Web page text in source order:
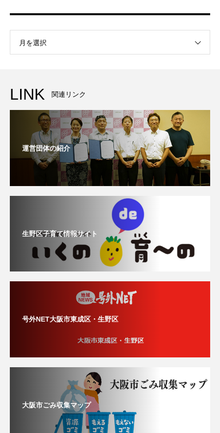
月を選択
LINK 関連リンク
運営団体の紹介
生野区子育て情報サイト
号外NET大阪市東成区・生野区
大阪市ごみ収集マップ